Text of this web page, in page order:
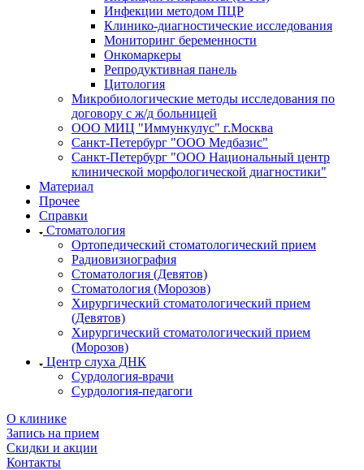
Инфекции методом ПЦР
Клинико-диагностические исследования
Мониторинг беременности
Онкомаркеры
Репродуктивная панель
Цитология
Микробиологические методы исследования по
договору с ж/д больницей
ООО МИЦ "Иммункулус" г.Москва
Санкт-Петербург "ООО Медбазис"
Санкт-Петербург "ООО Национальный центр
клинической морфологической диагностики"
Материал
Прочее
Справки
Стоматология
Ортопедический стоматологический прием
Радиовизиография
Стоматология (Девятов)
Стоматология (Морозов)
Хирургический стоматологический прием
(Девятов)
Хирургический стоматологический прием
(Морозов)
Центр слуха ДНК
Сурдология-врачи
Сурдология-педагоги
О клинике
Запись на прием
Скидки и акции
Контакты